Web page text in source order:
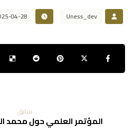
Uness_dev
04-28
سابق
المؤتمر العلمي حول محمد